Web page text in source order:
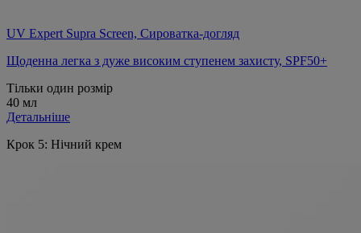
UV Expert Supra Screen, Сироватка-догляд
Щоденна легка з дуже високим ступенем захисту, SPF50+
Тільки один розмір
40 мл
Детальніше
Крок 5: Нічний крем